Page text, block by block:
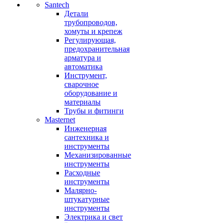
Santech
Детали
трубопроводов,
хомуты и крепеж
Регулирующая,
предохранительная
арматура и
автоматика
Инструмент,
сварочное
оборудование и
материалы
Трубы и фитинги
Masternet
Инженерная
сантехника и
инструменты
Механизированные
инструменты
Расходные
инструменты
Малярно-
штукатурные
инструменты
Электрика и свет